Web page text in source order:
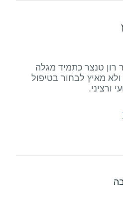
רון טנצר כתמיד מגלה
ולא מאיץ לבחור בטיפול
ורציני.